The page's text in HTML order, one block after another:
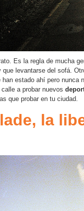
Es la regla de mucha
que levantarse del sofá.
estado ahí pero nunca
a probar nuevos
que probar en tu ciudad.
la